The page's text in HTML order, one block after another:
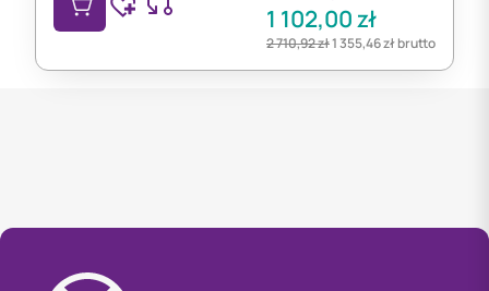
1 102,00zł
2 710,92zł1 355,46złbrutto